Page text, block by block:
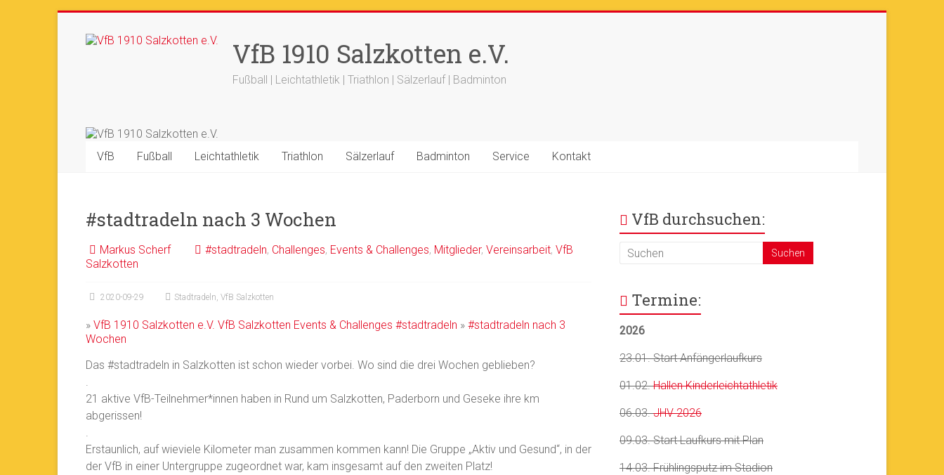
springen
VfB 1910 Salzkotten e.V.
Fußball | Leichtathletik | Triathlon | Sälzerlauf | Badminton
VfB Fußball Leichtathletik Triathlon Sälzerlauf Badminton Service Kontakt
#stadtradeln nach 3 Wochen
Markus Scherf #stadtradeln, Challenges, Events & Challenges, Mitglieder, Vereinsarbeit, VfB
Salzkotten
2020-09-29 Stadtradeln, VfB Salzkotten
» VfB 1910 Salzkotten e.V. VfB Salzkotten Events & Challenges #stadtradeln » #stadtradeln nach 3
Wochen
Das #stadtradeln in Salzkotten ist schon wieder vorbei. Wo sind die drei Wochen geblieben?
.
21 aktive VfB-Teilnehmer*innen haben in Rund um Salzkotten, Paderborn und Geseke ihre km
abgerissen!
.
Erstaunlich, auf wieviele Kilometer man zusammen kommen kann! Die Gruppe „Aktiv und Gesund“, in der
der VfB in einer Untergruppe zugeordnet war, kam insgesamt auf den zweiten Platz!
VfB durchsuchen:
Termine:
2026
23.01. Start Anfängerlaufkurs
01.02.Hallen Kinderleichtathletik
06.03.JHV 2026
09.03. Start Laufkurs mit Plan
14.03. Frühlingsputz im Stadion
+++ 21-03. -
+++ 18.-19.04. -Werfertage+++